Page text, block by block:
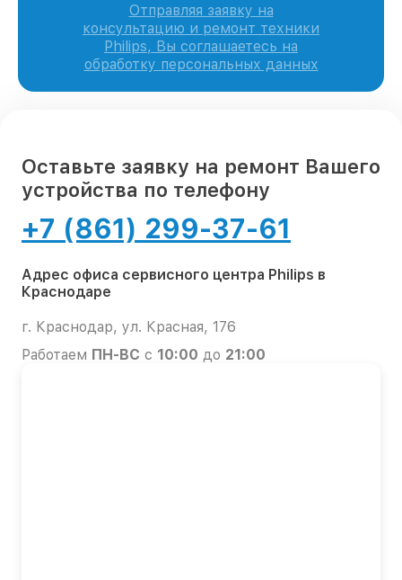
Отправляя заявку на
консультацию и ремонт техники
Philips, Вы соглашаетесь на
обработку персональных данных
Оставьте заявку на ремонт Вашего
устройства по телефону
+7 (861) 299-37-61
Адрес офиса сервисного центра Philips в
Краснодаре
г. Краснодар, ул. Красная, 176
Работаем ПН-ВС с 10:00 до 21:00